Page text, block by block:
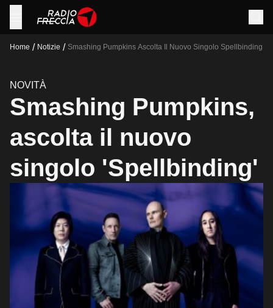
Home / Notizie / Smashing Pumpkins Ascolta Il Nuovo Singolo Spellbinding
NOVITÀ
Smashing Pumpkins,
ascolta il nuovo
singolo 'Spellbinding'